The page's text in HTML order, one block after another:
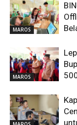
MAROS
MAROS